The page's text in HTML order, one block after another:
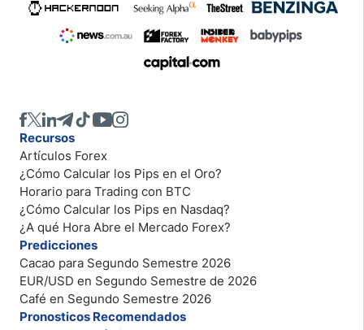
Recursos
Artículos Forex
¿Cómo Calcular los Pips en el Oro?
Horario para Trading con BTC
¿Cómo Calcular los Pips en Nasdaq?
¿A qué Hora Abre el Mercado Forex?
Predicciones
Cacao para Segundo Semestre 2026
EUR/USD en Segundo Semestre de 2026
Café en Segundo Semestre 2026
Pronosticos Recomendados